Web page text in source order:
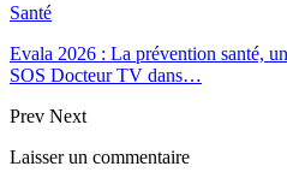
Santé
Evala 2026 : La prévention santé,
SOS Docteur TV dans…
Prev Next
Laisser un commentaire